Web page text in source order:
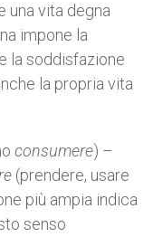
una vita degna
impone la
la soddisfazione
la propria vita
consumere) –
(prendere, usare
più ampia indica
senso